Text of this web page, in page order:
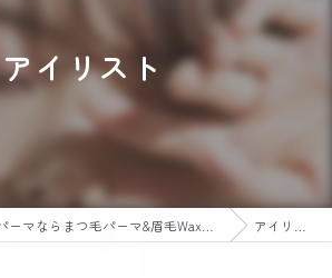
アイリスト
アイリスト